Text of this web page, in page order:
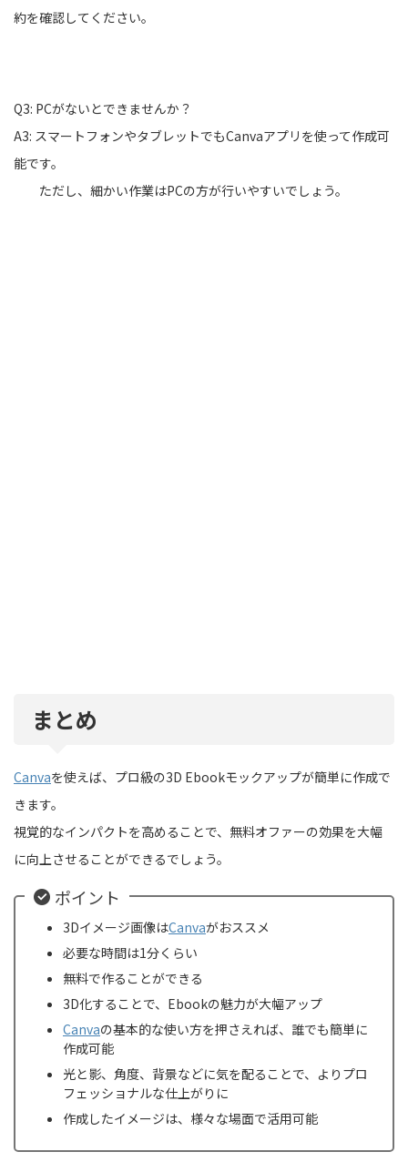
約を確認してください。
Q3: PCがないとできませんか？
A3: スマートフォンやタブレットでもCanvaアプリを使って作成可
能です。
ただし、細かい作業はPCの方が行いやすいでしょう。
まとめ
Canvaを使えば、プロ級の3D Ebookモックアップが簡単に作成で
きます。
視覚的なインパクトを高めることで、無料オファーの効果を大幅
に向上させることができるでしょう。
ポイント
3Dイメージ画像はCanvaがおススメ
必要な時間は1分くらい
無料で作ることができる
3D化することで、Ebookの魅力が大幅アップ
Canvaの基本的な使い方を押さえれば、誰でも簡単に
作成可能
光と影、角度、背景などに気を配ることで、よりプロ
フェッショナルな仕上がりに
作成したイメージは、様々な場面で活用可能